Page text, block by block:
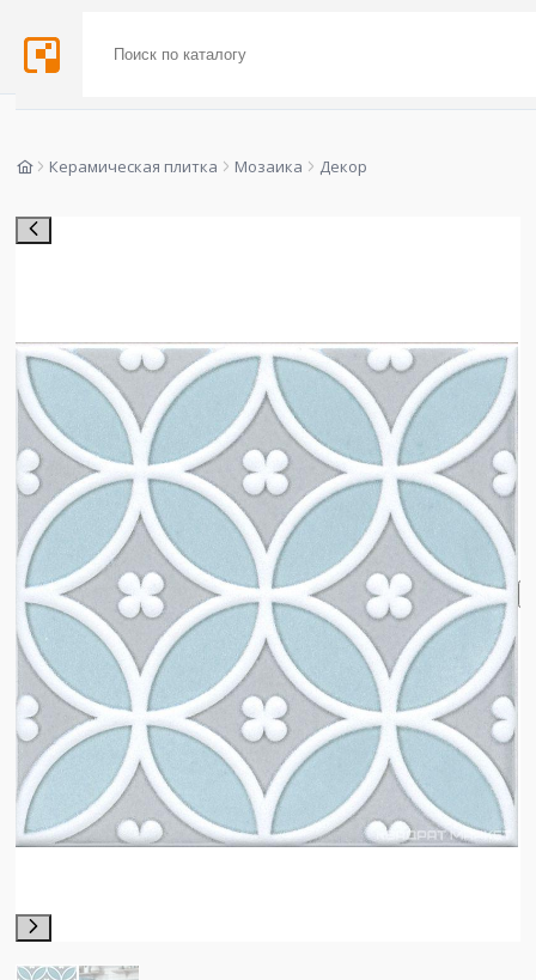
Керамическая плитка Мозаика Декор